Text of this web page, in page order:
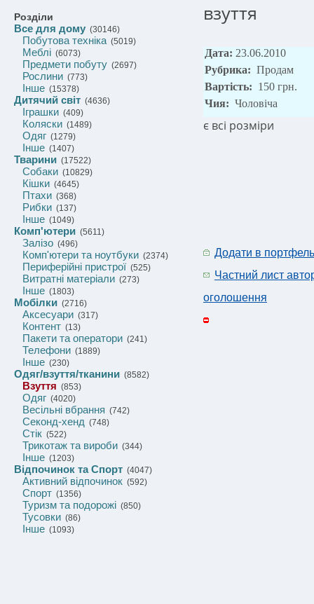
Розділи
Все для дому (30146)
Побутова техніка(5019)
Меблі (6073)
Предмети побуту (2697)
Рослини (773)
Інше (15378)
Дитячий світ (4636)
Іграшки (409)
Коляски (1489)
Одяг (1279)
Інше (1407)
Тварини (17522)
Собаки (10829)
Кішки (4645)
Птахи (368)
Рибки (137)
Інше (1049)
Комп'ютери (5611)
Залізо (496)
Комп'ютери та ноутбуки (2374)
Периферійні пристрої (525)
Витратні матеріали (273)
Інше (1803)
Мобілки (2716)
Аксесуари (317)
Контент (13)
Пакети та оператори (241)
Телефони (1889)
Інше (230)
Одяг/взуття/тканини (8582)
Взуття (853)
Одяг (4020)
Весільні вбрання (742)
Секонд-хенд (748)
Стік (522)
Трикотаж та вироби (344)
Інше (1203)
Відпочинок та Спорт (4047)
Активний відпочинок (592)
Спорт (1356)
Туризм та подорожі (850)
Тусовки (86)
Інше (1093)
взуття
Дата: 23.06.2010
Рубрика: Продам
Вартість: 150 грн.
Чия: Чоловіча
є всі розміри
Додати в портфель
Частний лист
оголошення